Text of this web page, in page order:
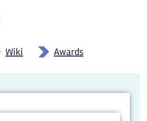
Wiki » Awards